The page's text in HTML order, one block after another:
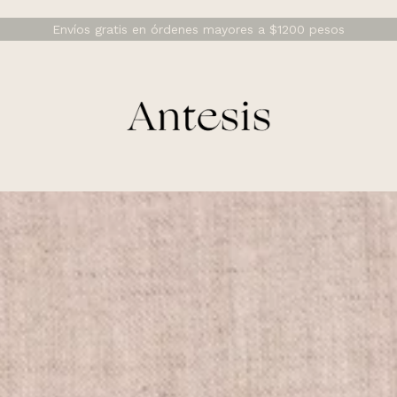
Envíos gratis en órdenes mayores a $1200 pesos